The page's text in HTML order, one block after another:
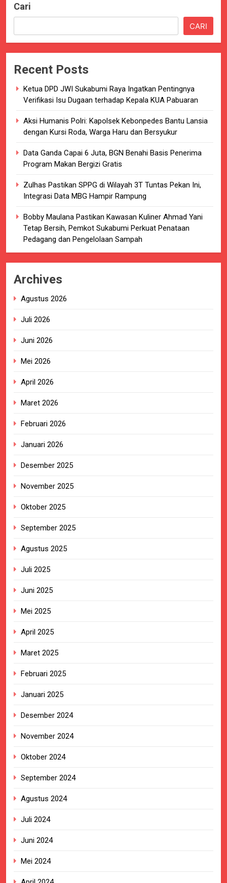
Cari
CARI
Recent Posts
Ketua DPD JWI Sukabumi Raya Ingatkan Pentingnya
Verifikasi Isu Dugaan terhadap Kepala KUA Pabuaran
Aksi Humanis Polri: Kapolsek Kebonpedes Bantu Lansia
dengan Kursi Roda, Warga Haru dan Bersyukur
Data Ganda Capai 6 Juta, BGN Benahi Basis Penerima
Program Makan Bergizi Gratis
Zulhas Pastikan SPPG di Wilayah 3T Tuntas Pekan Ini,
Integrasi Data MBG Hampir Rampung
Bobby Maulana Pastikan Kawasan Kuliner Ahmad Yani
Tetap Bersih, Pemkot Sukabumi Perkuat Penataan
Pedagang dan Pengelolaan Sampah
Archives
Agustus 2026
Juli 2026
Juni 2026
Mei 2026
April 2026
Maret 2026
Februari 2026
Januari 2026
Desember 2025
November 2025
Oktober 2025
September 2025
Agustus 2025
Juli 2025
Juni 2025
Mei 2025
April 2025
Maret 2025
Februari 2025
Januari 2025
Desember 2024
November 2024
Oktober 2024
September 2024
Agustus 2024
Juli 2024
Juni 2024
Mei 2024